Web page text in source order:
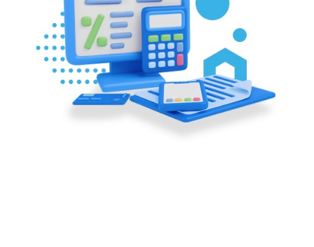
Módulos:
Contabilidad
Socios estratégicos
Finanzas